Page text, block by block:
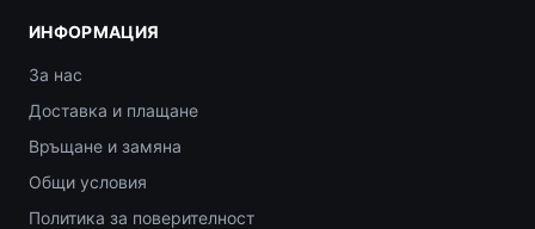
ИНФОРМАЦИЯ
За нас
Доставка и плащане
Връщане и замяна
Общи условия
Политика за поверителност